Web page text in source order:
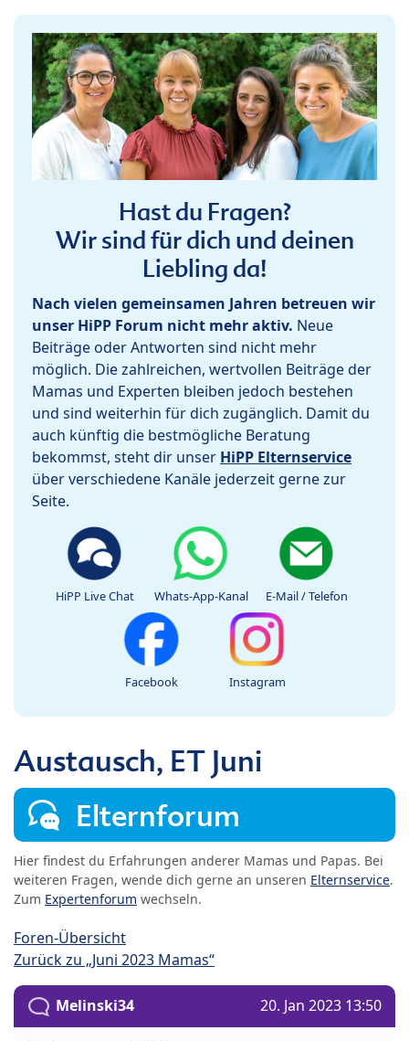
Hast du Fragen?
Wir sind für dich und deinen
Liebling da!
Nach vielen gemeinsamen Jahren betreuen wir
unser HiPP Forum nicht mehr aktiv. Neue
Beiträge oder Antworten sind nicht mehr
möglich. Die zahlreichen, wertvollen Beiträge der
Mamas und Experten bleiben jedoch bestehen
und sind weiterhin für dich zugänglich. Damit du
auch künftig die bestmögliche Beratung
bekommst, steht dir unser HiPP Elternservice
über verschiedene Kanäle jederzeit gerne zur
Seite.
HiPP Live Chat Whats-App-Kanal E-Mail / Telefon
Facebook Instagram
Austausch, ET Juni
Elternforum
Hier findest du Erfahrungen anderer Mamas und Papas. Bei
weiteren Fragen, wende dich gerne an unseren Elternservice.
Zum Expertenforum wechseln.
Foren-Übersicht
Zurück zu „Juni 2023 Mamas“
Melinski34 20. Jan 2023 13:50